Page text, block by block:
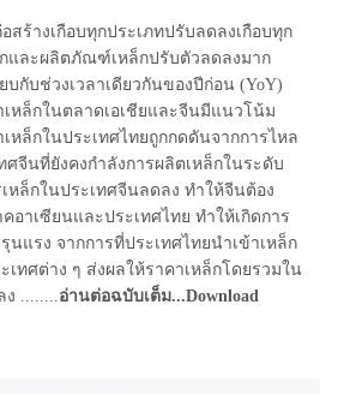
งเกือบทุกประเภทปรับลดลงเกือบทุก
และผลิตภัณฑ์เหล็กปรับตัวลดลงมาก
บกับช่วงเวลาเดียวกันของปีก่อน (YoY)
เหล็กในตลาดเอเชียและจีนมีแนวโน้ม
หล็กในประเทศไทยถูกกดดันจากการไหล
ศจีนที่ยังคงกำลังการผลิตเหล็กในระดับ
หล็กในประเทศจีนลดลง ทำให้จีนต้อง
อาเซียนและประเทศไทย ทำให้เกิดการ
แรง จากการที่ประเทศไทยนำเข้าเหล็ก
เทศต่าง ๆ ส่งผลให้ราคาเหล็กโดยรวมใน
........อ่านต่อฉบับเต็ม...Download